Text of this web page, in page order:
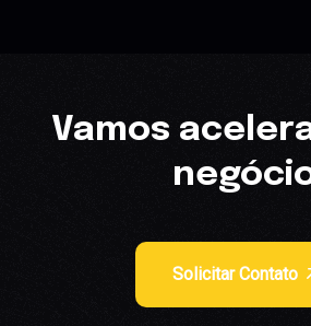
Vamos
Solicitar Contato